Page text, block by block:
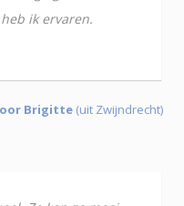
ik ervaren.
Brigitte (uit Zwijndrecht)